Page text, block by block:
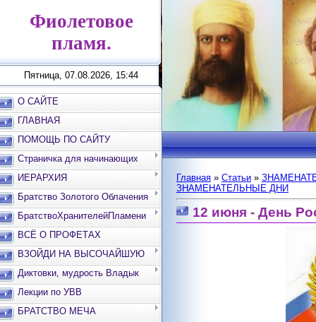
Фиолетовое
пламя.
Пятница, 07.08.2026, 15:44
О САЙТЕ
ГЛАВНАЯ
ПОМОЩЬ ПО САЙТУ
Страничка для начинающих
ИЕРАРХИЯ
Братство Золотого Облачения
БратствоХранителейПламени
ВСЁ О ПРОФЕТАХ
ВЗОЙДИ НА ВЫСОЧАЙШУЮ
ВЕРШИНУ
Диктовки, мудрость Владык
Лекции по УВВ
БРАТСТВО МЕЧА
Главная » Статьи »
ЗНАМЕНАТЕЛЬНЫЕ ДНИ
12 июня - День